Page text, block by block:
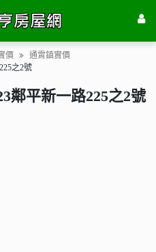
價
通霄鎮實價
之2號
鄰平新一路225之2號